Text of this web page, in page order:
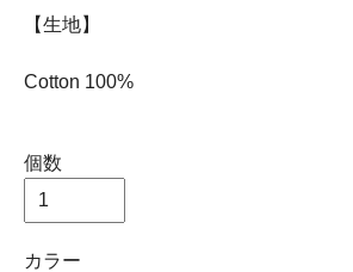
【生地】
Cotton 100%
個数
カラー